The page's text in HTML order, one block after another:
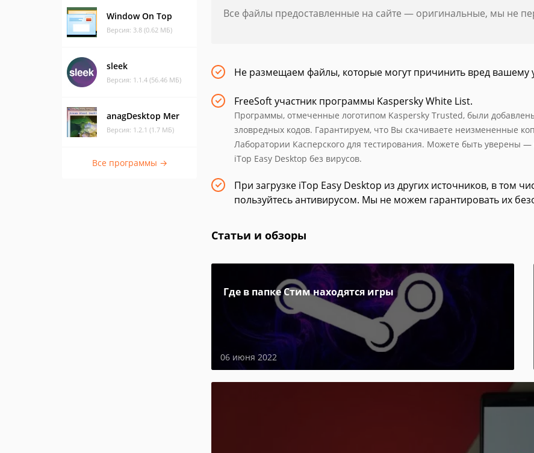
Window On Top
Версия: 3.8 (0.62 МБ)
sleek
Версия: 1.1.4 (56.46 МБ)
anagDesktop Mer
Версия: 1.2.1 (1.7 МБ)
Все программы →
Все файлы предоставленные на сайте — оригинальные, мы не
Не размещаем файлы, которые могут причинить вред вашему
FreeSoft участник программы Kaspersky White List.
Программы, отмеченные логотипом Kaspersky Trusted, были
зловредных кодов. Гарантируем, что Вы скачиваете неизмененные
Лаборатории Касперского для тестирования. Можете быть уверены —
iTop Easy Desktop без вирусов.
При загрузке iTop Easy Desktop из других источников, в том
пользуйтесь антивирусом. Мы не можем гарантировать их
Статьи и обзоры
Где в папке Стим находятся игры
06 июня 2022